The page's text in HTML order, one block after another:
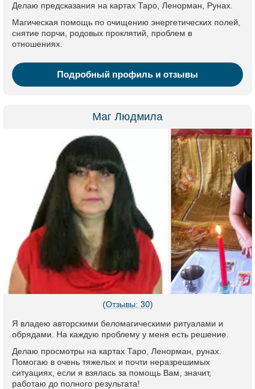
Делаю предсказания на картах Таро, Ленорман, Рунах.
Магическая помощь по очищению энергетических полей,
снятие порчи, родовых проклятий, проблем в
отношениях.
Подробный профиль и отзывы
Маг Людмила
(Отзывы: 30)
Я владею авторскими беломагическими ритуалами и
обрядами. На каждую проблему у меня есть решение.
Делаю просмотры на картах Таро, Ленорман, рунах.
Помогаю в очень тяжелых и почти неразрешимых
ситуациях, если я взялась за помощь Вам, значит,
работаю до полного результата!